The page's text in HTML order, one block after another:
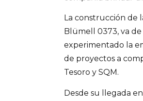
La construcción de
Blümell 0373, va
experimentado la
de proyectos a
Tesoro y SQM.
Desde su llegada